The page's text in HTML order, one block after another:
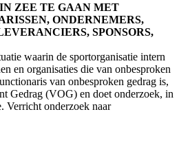
ZEE TE GAAN MET
ONDERNEMERS,
SPONSORS,
waarin de sportorganisatie intern
en organisaties die van onbesproken
van onbesproken gedrag is,
Gedrag (VOG) en doet onderzoek, in
Verricht onderzoek naar